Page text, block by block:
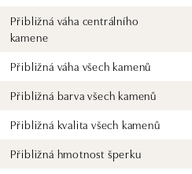
Přibližná váha centrálního
kamene
Přibližná váha všech kamenů
Přibližná barva všech kamenů
Přibližná kvalita všech kamenů
Přibližná hmotnost šperku